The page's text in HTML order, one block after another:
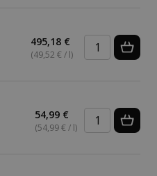
495,18 €
(49,52 € / l)
54,99 €
(54,99 € / l)